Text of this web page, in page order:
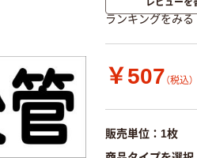
ランキングをみる
￥507 （税込）
販売単位：1枚